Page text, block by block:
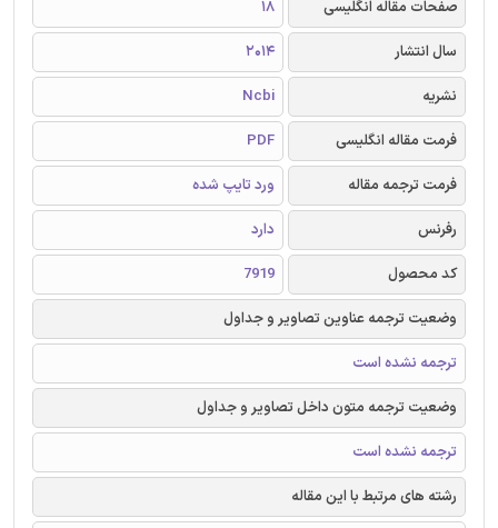
صفحات مقاله انگلیسی
18
سال انتشار
2014
نشریه
Ncbi
فرمت مقاله انگلیسی
PDF
فرمت ترجمه مقاله
ورد تایپ شده
رفرنس
دارد
کد محصول
7919
وضعیت ترجمه عناوین تصاویر و جداول
ترجمه نشده است
وضعیت ترجمه متون داخل تصاویر و جداول
ترجمه نشده است
رشته های مرتبط با این مقاله